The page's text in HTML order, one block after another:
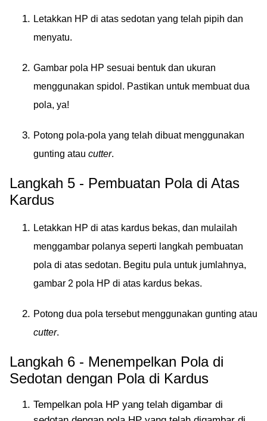
Letakkan HP di atas sedotan yang telah pipih dan
menyatu.
Gambar pola HP sesuai bentuk dan ukuran
menggunakan spidol. Pastikan untuk membuat dua
pola, ya!
Potong pola-pola yang telah dibuat menggunakan
gunting atau cutter.
Langkah 5 - Pembuatan Pola di Atas
Kardus
Letakkan HP di atas kardus bekas, dan mulailah
menggambar polanya seperti langkah pembuatan
pola di atas sedotan. Begitu pula untuk jumlahnya,
gambar 2 pola HP di atas kardus bekas.
Potong dua pola tersebut menggunakan gunting atau
cutter.
Langkah 6 - Menempelkan Pola di
Sedotan dengan Pola di Kardus
Tempelkan pola HP yang telah digambar di